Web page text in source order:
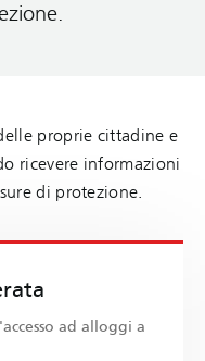
proprie cittadine e
ricevere informazioni
di protezione.
ad alloggi a